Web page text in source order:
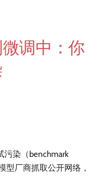
调中：你
污染（benchmark
型厂商抓取公开网络，